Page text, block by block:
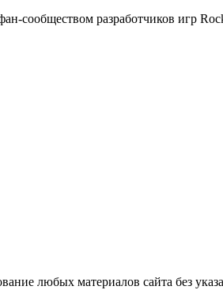
сообществом разработчиков игр
любых материалов сайта без